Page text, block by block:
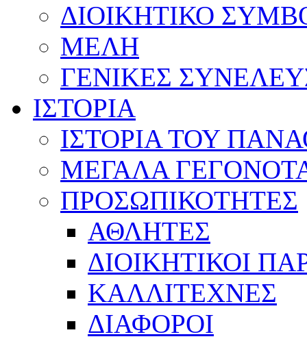
ΔΙΟΙΚΗΤΙΚΟ
ΜΕΛΗ
ΓΕΝΙΚΕΣ
ΙΣΤΟΡΙΑ
ΙΣΤΟΡΙΑ ΤΟΥ
ΜΕΓΑΛΑ
ΠΡΟΣΩΠΙΚΟΤΗΤΕΣ
ΑΘΛΗΤΕΣ
ΔΙΟΙΚΗΤΙΚΟΙ
ΚΑΛΛΙΤΕΧΝΕΣ
ΔΙΑΦΟΡΟΙ